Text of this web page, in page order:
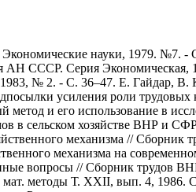
науки, 1979. №7. -
АН СССР. Серия
№ 2. - С. 36–47. Е. Гайдар, В.
усиления роли
и его использование в
в сельском хозяйстве ВНР
механизма //
механизма на
вопросы // Сборник трудов
методы Т. ХХII, вып. 4, 1986.